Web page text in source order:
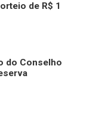
de R$ 1
do Conselho